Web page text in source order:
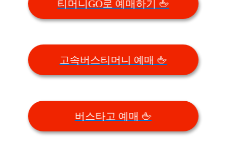
티머니GO로 예매하기 🖕
고속버스티머니 예매 🖕
버스타고 예매 🖕